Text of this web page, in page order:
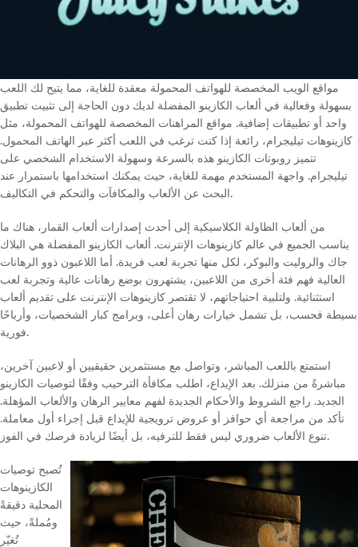
مواقع الويب المخصصة للهواتف المحمولة معقدة للغاية، مما يتيح لك اللعب
بسهولة وفعالية في ألعاب الكازينو المفضلة لديك دون الحاجة إلى تثبيت تطبيق
واحد أو تطبيقات إضافية. مواقع المراهنات المخصصة للهواتف المحمولة، مثل
كازينوهات تيليجرام، رائعة إذا كنت ترغب في اللعب أكثر عبر الهاتف المحمول.
تتميز روبوتات الكازينو هذه بالسرعة وسهولة الاستخدام الشخصي على
تيليجرام. واجهة المستخدم مهمة للغاية، حيث يمكنك استخدامها باستمرار عند
البحث عن الألعاب والمكافآت والتحكم في التكاليف.
من ألعاب الطاولة الكلاسيكية إلى أحدث إصدارات ألعاب القمار، هناك ما
يناسب الجميع في عالم كازينوهات الإنترنت. ألعاب الكازينو المفضلة هي البلاك
جاك والروليت والبوكر، لكل منها تجربة لعب فريدة. أما اللاعبون ذوو الرهانات
العالية فهم فئة أخرى من اللاعبين، يشتهرون بوضع رهانات عالية وتجربة لعب
استثنائية. ولتلبية احتياجاتهم، لا تقتصر كازينوهات الإنترنت على تقديم ألعاب
بسيطة فحسب، بل تشمل خيارات رهان أعلى، وبرامج كبار الشخصيات، وأرباحًا
فورية.
استمتع باللعب المباشر، وتواصل مع مستثمرين حقيقيين أو لاعبين آخرين،
مباشرةً من منزلك. بعد الإيداع، اطلب مكافأة الترحيب وفقًا لتوصيات الكازينو
الجديد. راجع الشروط والأحكام الجديدة لفهم معايير الرهان والألعاب المؤهلة.
تأكد من مراجعة أي حوافز أو عروض ترويجية للإيداع قبل إجراء أول معاملة.
تنوع الألعاب ضروري ليس فقط للترفيه، بل أيضًا لزيادة فرصك في الفوز.
تُصبح توصيات
الكازينوهات
المحلية دقيقةً
ومُملةً، حيث
تُغيّر